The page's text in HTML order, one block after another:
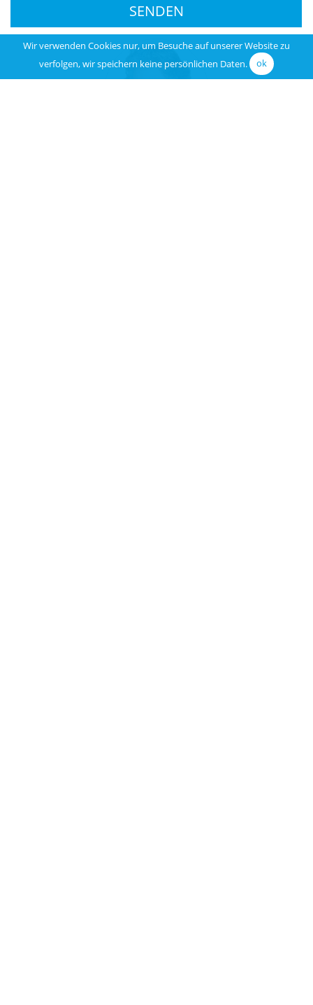
SENDEN
Wir verwenden Cookies nur, um Besuche auf unserer Website zu
verfolgen, wir speichern keine persönlichen Daten. ok